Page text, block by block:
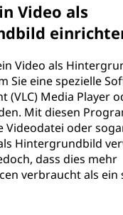
Video als
Video als
Sie eine spezielle
(VLC) Media Player
Mit diesen
Videodatei oder
Hintergrundbild
dass dies mehr
verbraucht als ein